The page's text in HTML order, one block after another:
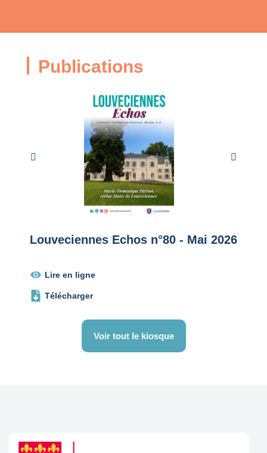
Publications
Louveciennes Echos n°80 - Mai 2026
Lire en ligne
Télécharger
Voir tout le kiosque